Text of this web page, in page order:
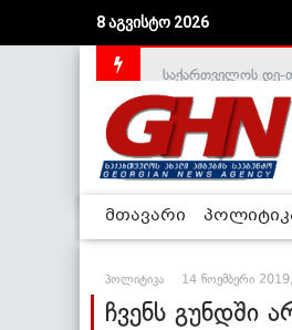
8 აგვისტო 2026
მთავარი
პოლიტიკა 14 ნოემბერი
ჩვენს გუნდში